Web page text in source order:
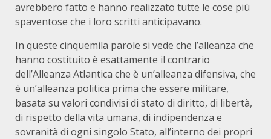
avrebbero fatto e hanno realizzato tutte le cose più
spaventose che i loro scritti anticipavano.
In queste cinquemila parole si vede che l’alleanza che
hanno costituito è esattamente il contrario
dell’Alleanza Atlantica che è un’alleanza difensiva, che
è un’alleanza politica prima che essere militare,
basata su valori condivisi di stato di diritto, di libertà,
di rispetto della vita umana, di indipendenza e
sovranità di ogni singolo Stato, all’interno dei propri